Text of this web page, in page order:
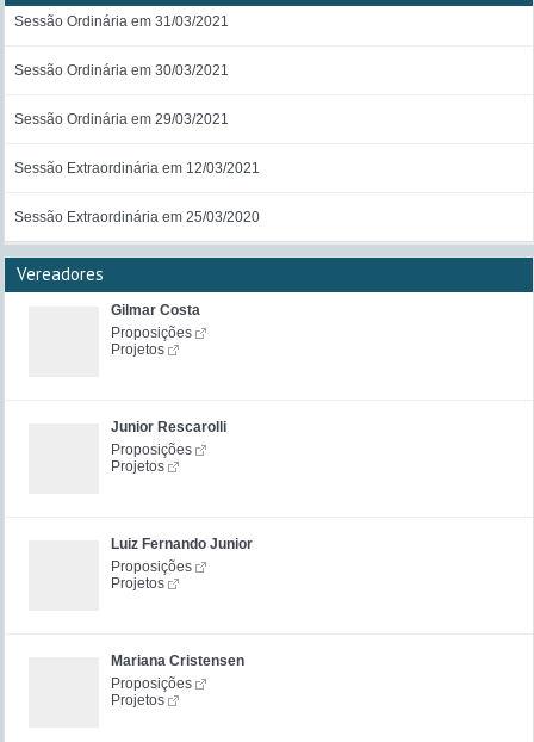
Sessão Ordinária em 31/03/2021
Sessão Ordinária em 30/03/2021
Sessão Ordinária em 29/03/2021
Sessão Extraordinária em 12/03/2021
Sessão Extraordinária em 25/03/2020
Vereadores
Gilmar Costa
Proposições
Projetos
Junior Rescarolli
Proposições
Projetos
Luiz Fernando Junior
Proposições
Projetos
Mariana Cristensen
Proposições
Projetos